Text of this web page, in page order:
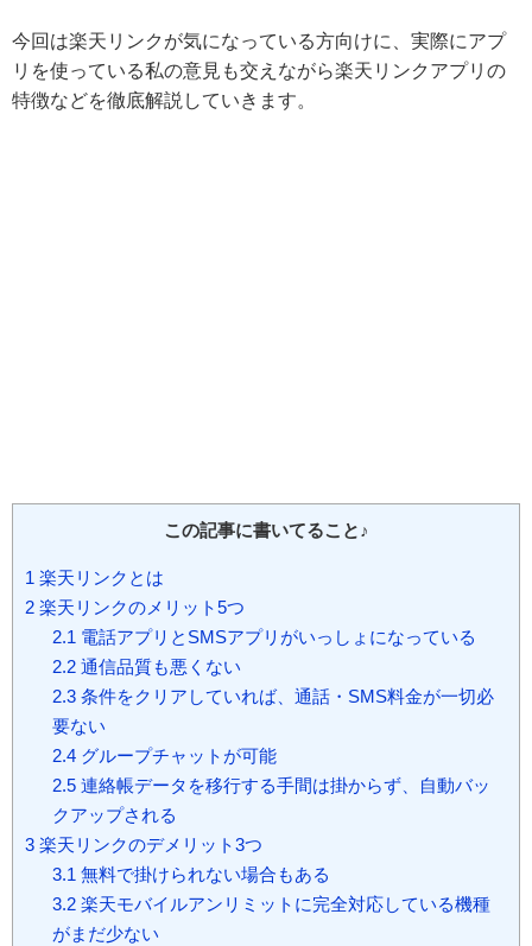
今回は楽天リンクが気になっている方向けに、実際にアプ
リを使っている私の意見も交えながら楽天リンクアプリの
特徴などを徹底解説していきます。
この記事に書いてること♪
1 楽天リンクとは
2 楽天リンクのメリット5つ
2.1 電話アプリとSMSアプリがいっしょになっている
2.2通信品質も悪くない
2.3条件をクリアしていれば、通話・SMS料金が一切必
要ない
2.4グループチャットが可能
2.5連絡帳データを移行する手間は掛からず、自動バッ
クアップされる
3 楽天リンクのデメリット3つ
3.1 無料で掛けられない場合もある
3.2楽天モバイルアンリミットに完全対応している機種
がまだ少ない